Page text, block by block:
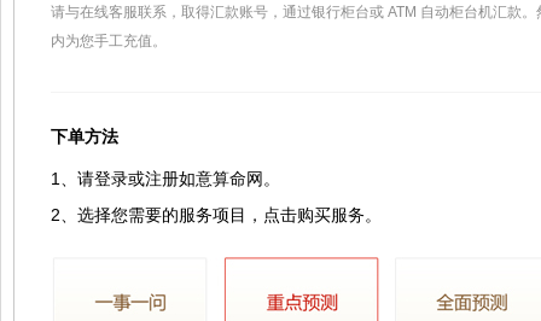
请与在线客服联系，取得汇款账号，通过银行柜台或 ATM 自动柜台机汇款
内为您手工充值。
下单方法
1、请登录或注册如意算命网。
2、选择您需要的服务项目，点击购买服务。